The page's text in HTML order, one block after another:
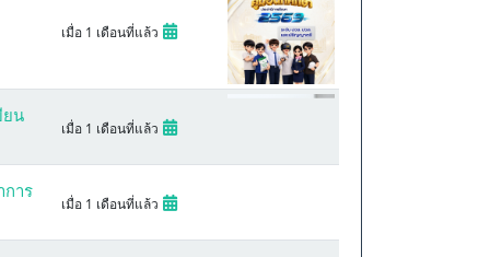
เมื่อ 1 เดือนที่แล้ว
ยน
เมื่อ 1 เดือนที่แล้ว
าร
เมื่อ 1 เดือนที่แล้ว